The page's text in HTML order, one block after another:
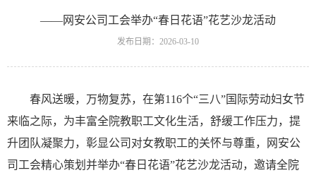
——网安公司工会举办“春日花语”花艺沙龙活动
发布日期：2026-03-10
春风送暖，万物复苏，在第116个“三八”国际劳动妇女节
来临之际，为丰富全院教职工文化生活，舒缓工作压力，提
升团队凝聚力，彰显公司对女教职工的关怀与尊重，网安公
司工会精心策划并举办“春日花语”花艺沙龙活动，邀请全院